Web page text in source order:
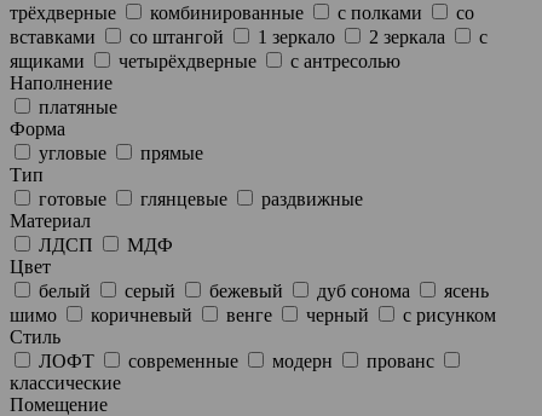
трёхдверные
комбинированные с полками
со
вставками
со штангой 1 зеркало 2 зеркала
с
ящиками
четырёхдверные
с антресолью
Наполнение
платяные
Форма
угловые
прямые
Тип
готовые
глянцевые
раздвижные
Материал
ЛДСП
МДФ
Цвет
белый
серый бежевый дуб сонома
ясень
шимо
коричневый венге черный
с рисунком
Стиль
ЛОФТ
современные модерн
прованс
классические
Помещение